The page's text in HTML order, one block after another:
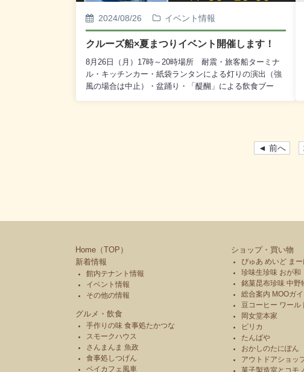
2024/08/26 イベント情報
クルーズ船×夏まつりイベント開催します！
8月26日（月）17時～20時場所 耐震・旅客船ターミナ
ル・キッチンカー・紙袋ランタンによる灯りの演出（強
風の場合は中止）・盆踊り・「醍醐」による飲食ブー
◄ 前へ
Home（TOP）
新着情報
館内テナント情報
イベント情報
その他の情報
グルメ・飲食
手作りの味 食事処たかつな
スモークハウス
さんまんま 魚政
食事処しつげん
ベイカフェ風車
ショップ・買い物
ぴゅあ めいど まー
珍味生珍味 おが和
銘菓昆布珍味 中野
総合案内 MOOガイ
豆コーヒー ワール
岡女堂本家
ピリカ
たんばや
おかしのたにぽん
アウトドアショッ
菓子製造室とコモ